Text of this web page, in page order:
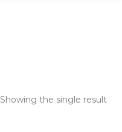
Showing the single result